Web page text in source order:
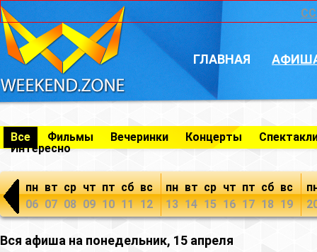
ГЛАВНАЯ
Все Фильмы Вечеринки Концерты
Интересно
пн
06
вт
07
ср
08
чт
09
пт
10
сб
11
вс
12
пн
13
вт
14
ср
15
чт
16
пт
17
сб
18
вс
19
Вся афиша на понедельник, 15 апреля